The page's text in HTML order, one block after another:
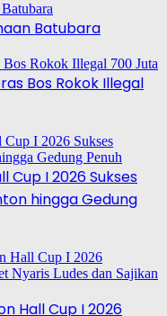
Batubara
Bos Rokok Illegal
Cup I 2026 Sukses
hingga Gedung
Hall Cup I 2026